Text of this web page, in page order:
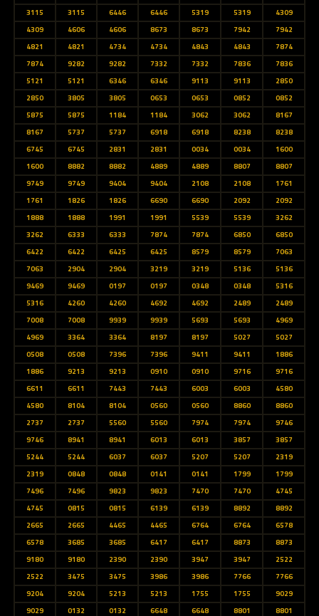
3115
3115 6446 6446 5319 5319
4309
4309
4606 4606 8673 8673 7942
7942
4821
4821 4734 4734 4843 4843
7874
7874
9282 9282 7332 7332 7836
7836
5121
5121 6346 6346 9113 9113
2850
2850
3805 3805 0653 0653 0852
0852
5875
5875 1184 1184 3062 3062
8167
8167
5737 5737 6918 6918 8238
8238
6745
6745 2831 2831 0034 0034
1600
1600
8882 8882 4889 4889 8807
8807
9749
9749 9404 9404 2108 2108
1761
1761
1826 1826 6690 6690 2092
2092
1888
1888 1991 1991 5539 5539
3262
3262
6333 6333 7874 7874 6850
6850
6422
6422 6425 6425 8579 8579
7063
7063
2904 2904 3219 3219 5136
5136
9469
9469 0197 0197 0348 0348
5316
5316
4260 4260 4692 4692 2489
2489
7008
7008 9939 9939 5693 5693
4969
4969
3364 3364 8197 8197 5027
5027
0508
0508 7396 7396 9411 9411
1886
1886
9213 9213 0910 0910 9716
9716
6611
6611 7443 7443 6003 6003
4580
4580
8104 8104 0560 0560 8860
8860
2737
2737 5560 5560 7974 7974
9746
9746
8941 8941 6013 6013 3857
3857
5244
5244 6037 6037 5207 5207
2319
2319
0848 0848 0141 0141 1799
1799
7496
7496 9823 9823 7470 7470
4745
4745
0815 0815 6139 6139 8892
8892
2665
2665 4465 4465 6764 6764
6578
6578
3685 3685 6417 6417 8873
8873
9180
9180 2390 2390 3947 3947
2522
2522
3475 3475 3986 3986 7766
7766
9204
9204 5213 5213 1755 1755
9029
9029
0132 0132 6648 6648 8801
8801